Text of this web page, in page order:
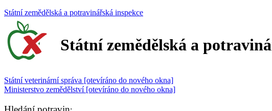
Státní zemědělská a potravinářská inspekce
Státní zemědělská a
Státní veterinární správa [otevíráno do nového okna]
Ministerstvo zemědělství [otevíráno do nového okna]